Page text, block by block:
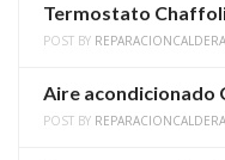
Termostato
POST BY
Aire acondicionado
POST BY